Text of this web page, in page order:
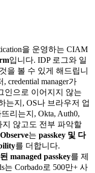
을 운영하는 CIAM
입니다. IDP 로그와 일
을 볼 수 있게 해드립니
credential manager가
인으로 이어지지 않는
는지, OS나 브라우저 업
리는지, Okta, Auth0,
지 않고도 전부 파악할
는 passkey 및 다
를 더합니다.
managed passkey를 제
는 Corbado로 500만+ 사